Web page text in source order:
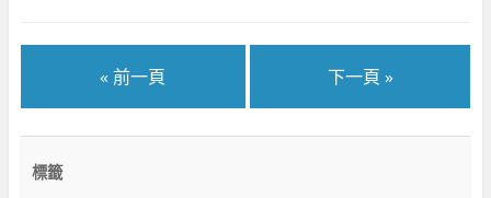
« 前一頁 下一頁 »
標籤